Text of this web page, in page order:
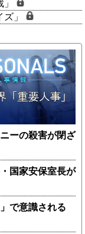
」
」
ーの殺害が閉ざ
国家安保室長が
で意識される